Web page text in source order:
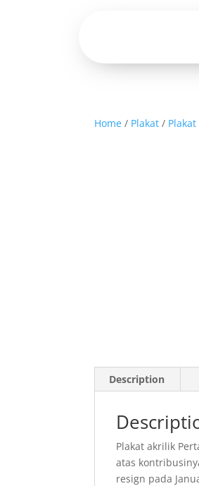
Home / Plakat /
Description
Plakat akrilik
atas
resign pada